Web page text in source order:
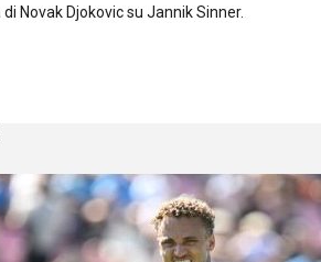
Novak Djokovic su Jannik Sinner.